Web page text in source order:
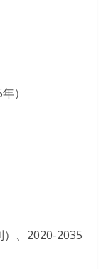
）
）、2020-2035